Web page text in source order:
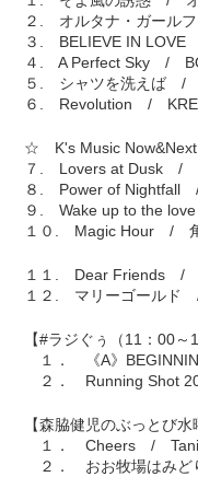
２. オルタナ・ガール
３. BELIEVE IN
４. A Perfect Sky /
５. シャツを洗えば /
６. Revolution /
☆ K's Music
７. Lovers at Dusk /
８. Power of Nightfall
９. Wake up to the
１０. Magic Hour /
１１. Dear Friends /
１２. マリーゴールド
【#ラジぐぅ（11：00～
１． 《A》
２． Running Shot
【森脇健児のぶっとび
１． Cheers / Tani
２． おお牧場はみ